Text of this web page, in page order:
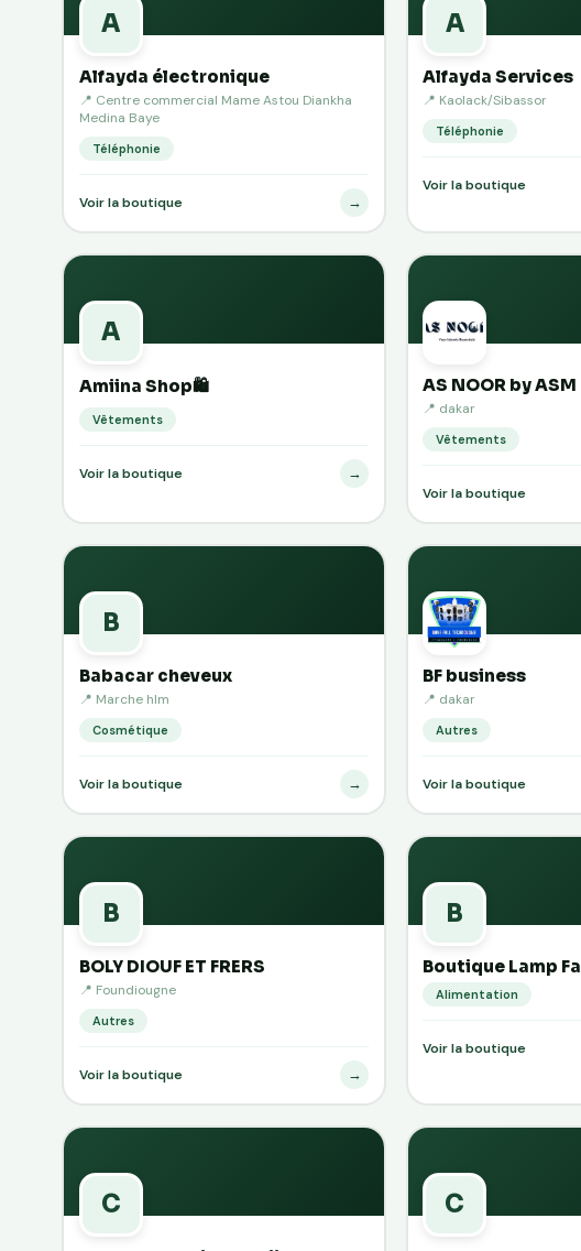
A
Alfayda électronique
📍 Centre commercial Mame Astou Diankha
Medina Baye
Téléphonie
Voir la boutique →
A
Alfayda Services
📍 Kaolack/Sibassor
Téléphonie
Voir la boutique
A
Amiina Shop🛍️
Vêtements
Voir la boutique →
AS NOOR by ASM
📍 dakar
Vêtements
Voir la boutique
B
Babacar cheveux
📍 Marche hlm
Cosmétique
Voir la boutique →
BF business
📍 dakar
Autres
Voir la boutique
B
BOLY DIOUF ET FRERS
📍 Foundiougne
Autres
Voir la boutique →
B
Boutique Lamp
Alimentation
Voir la boutique
C C